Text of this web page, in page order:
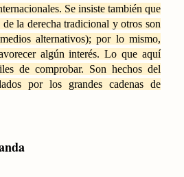
Se insiste también que
la derecha tradicional y otros son
alternativos); por lo mismo,
algún interés. Lo que aquí
de comprobar. Son hechos del
por los grandes cadenas de